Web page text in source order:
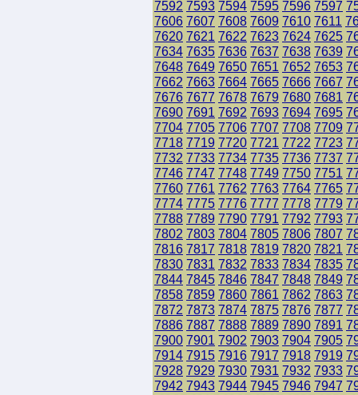
7592 7593 7594 7595 7596 7597
7606 7607 7608 7609 7610 7611
7620 7621 7622 7623 7624 7625
7634 7635 7636 7637 7638 7639
7648 7649 7650 7651 7652 7653
7662 7663 7664 7665 7666 7667
7676 7677 7678 7679 7680 7681
7690 7691 7692 7693 7694 7695
7704 7705 7706 7707 7708 7709
7718 7719 7720 7721 7722 7723
7732 7733 7734 7735 7736 7737
7746 7747 7748 7749 7750 7751
7760 7761 7762 7763 7764 7765
7774 7775 7776 7777 7778 7779
7788 7789 7790 7791 7792 7793
7802 7803 7804 7805 7806 7807
7816 7817 7818 7819 7820 7821
7830 7831 7832 7833 7834 7835
7844 7845 7846 7847 7848 7849
7858 7859 7860 7861 7862 7863
7872 7873 7874 7875 7876 7877
7886 7887 7888 7889 7890 7891
7900 7901 7902 7903 7904 7905
7914 7915 7916 7917 7918 7919
7928 7929 7930 7931 7932 7933
7942 7943 7944 7945 7946 7947